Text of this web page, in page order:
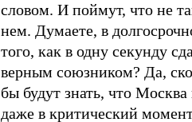
словом. И поймут, что не
нем. Думаете, в
того, как в одну секунду
верным союзником? Да,
бы будут знать, что Москва
даже в критический